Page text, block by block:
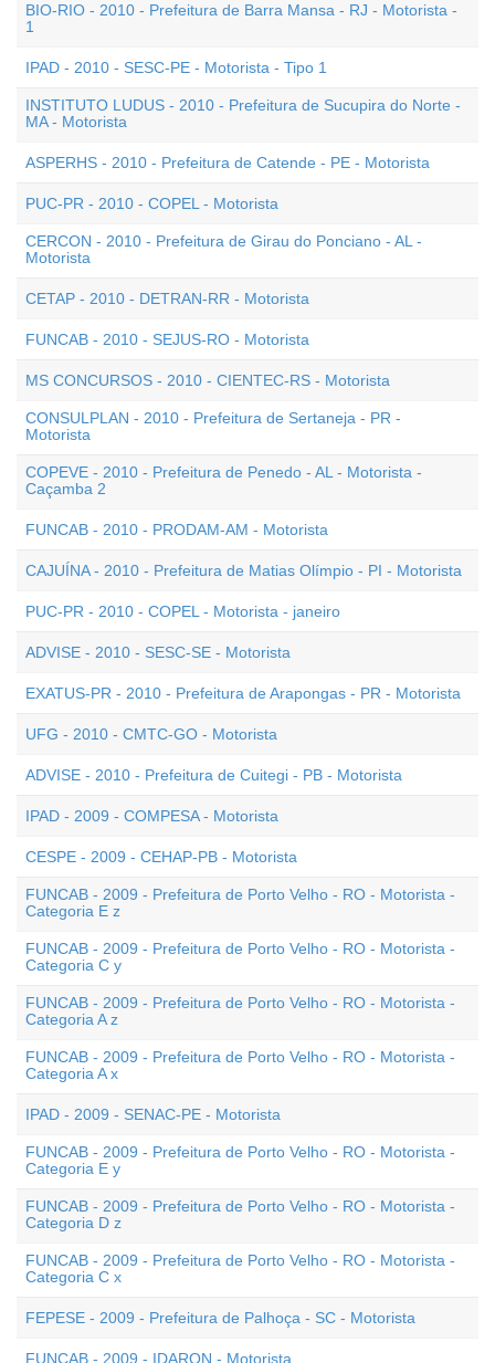
BIO-RIO - 2010 - Prefeitura de Barra Mansa - RJ - Motorista -
1
IPAD - 2010 - SESC-PE - Motorista - Tipo 1
INSTITUTO LUDUS - 2010 - Prefeitura de Sucupira do Norte -
MA - Motorista
ASPERHS - 2010 - Prefeitura de Catende - PE - Motorista
PUC-PR - 2010 - COPEL - Motorista
CERCON - 2010 - Prefeitura de Girau do Ponciano - AL -
Motorista
CETAP - 2010 - DETRAN-RR - Motorista
FUNCAB - 2010 - SEJUS-RO - Motorista
MS CONCURSOS - 2010 - CIENTEC-RS - Motorista
CONSULPLAN - 2010 - Prefeitura de Sertaneja - PR -
Motorista
COPEVE - 2010 - Prefeitura de Penedo - AL - Motorista -
Caçamba 2
FUNCAB - 2010 - PRODAM-AM - Motorista
CAJUÍNA - 2010 - Prefeitura de Matias Olímpio - PI - Motorista
PUC-PR - 2010 - COPEL - Motorista - janeiro
ADVISE - 2010 - SESC-SE - Motorista
EXATUS-PR - 2010 - Prefeitura de Arapongas - PR - Motorista
UFG - 2010 - CMTC-GO - Motorista
ADVISE - 2010 - Prefeitura de Cuitegi - PB - Motorista
IPAD - 2009 - COMPESA - Motorista
CESPE - 2009 - CEHAP-PB - Motorista
FUNCAB - 2009 - Prefeitura de Porto Velho - RO - Motorista -
Categoria E z
FUNCAB - 2009 - Prefeitura de Porto Velho - RO - Motorista -
Categoria C y
FUNCAB - 2009 - Prefeitura de Porto Velho - RO - Motorista -
Categoria A z
FUNCAB - 2009 - Prefeitura de Porto Velho - RO - Motorista -
Categoria A x
IPAD - 2009 - SENAC-PE - Motorista
FUNCAB - 2009 - Prefeitura de Porto Velho - RO - Motorista -
Categoria E y
FUNCAB - 2009 - Prefeitura de Porto Velho - RO - Motorista -
Categoria D z
FUNCAB - 2009 - Prefeitura de Porto Velho - RO - Motorista -
Categoria C x
FEPESE - 2009 - Prefeitura de Palhoça - SC - Motorista
FUNCAB - 2009 - IDARON - Motorista